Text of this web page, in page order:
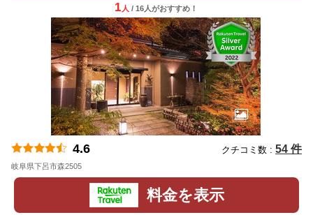
1 人 / 16人がおすすめ！
4.6 クチコミ数 : 54 件
岐阜県下呂市森2505
料金を表示